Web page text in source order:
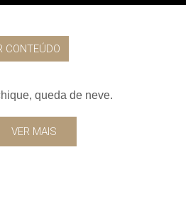
CONTEÚDO
queda de neve.
VER MAIS